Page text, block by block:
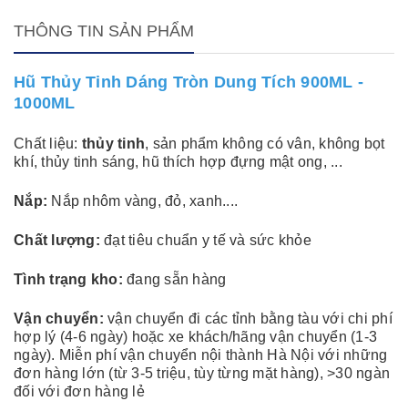
THÔNG TIN SẢN PHẨM
Hũ Thủy Tinh Dáng Tròn Dung Tích 900ML -
1000ML
Chất liệu: thủy tinh, sản phẩm không có vân, không bọt
khí, thủy tinh sáng, hũ thích hợp đựng mật ong, ...
Nắp: Nắp nhôm vàng, đỏ, xanh....
Chất lượng: đạt tiêu chuẩn y tế và sức khỏe
Tình trạng kho: đang sẵn hàng
Vận chuyển: vận chuyển đi các tỉnh bằng tàu với chi phí
hợp lý (4-6 ngày) hoặc xe khách/hãng vận chuyển (1-3
ngày). Miễn phí vận chuyển nội thành Hà Nội với những
đơn hàng lớn (từ 3-5 triệu, tùy từng mặt hàng), >30 ngàn
đối với đơn hàng lẻ